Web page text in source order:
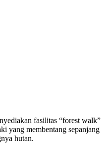
fasilitas “forest walk”
yang membentang sepanjang
hutan.